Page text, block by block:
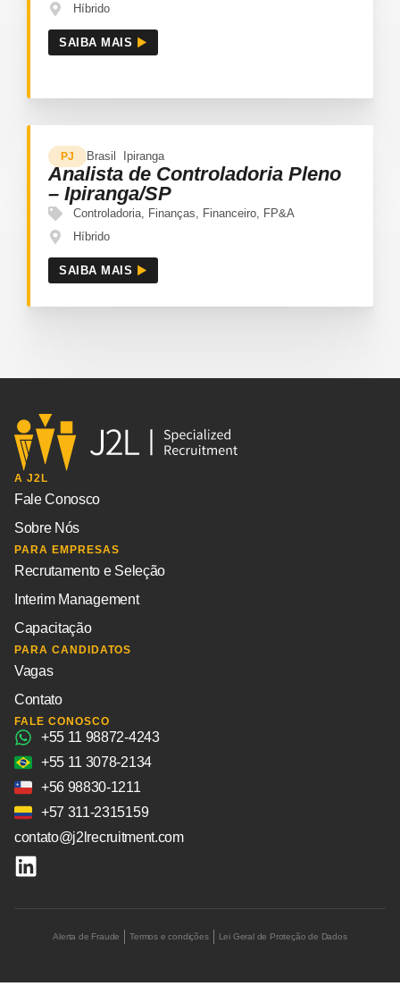
Híbrido
SAIBA MAIS
Brasil Ipiranga
PJ
Analista de Controladoria Pleno
– Ipiranga/SP
Controladoria Finanças Financeiro FP&A
Híbrido
SAIBA MAIS
A J2L
Fale Conosco
Sobre Nós
PARA EMPRESAS
Recrutamento e Seleção
Interim Management
Capacitação
PARA CANDIDATOS
Vagas
Contato
FALE CONOSCO
+55 11 98872-4243
+55 11 3078-2134
+56 98830-1211
+57 311-2315159
contato@j2lrecruitment.com
Alerta de Fraude Termos e condições Lei Geral de Proteção de Dados